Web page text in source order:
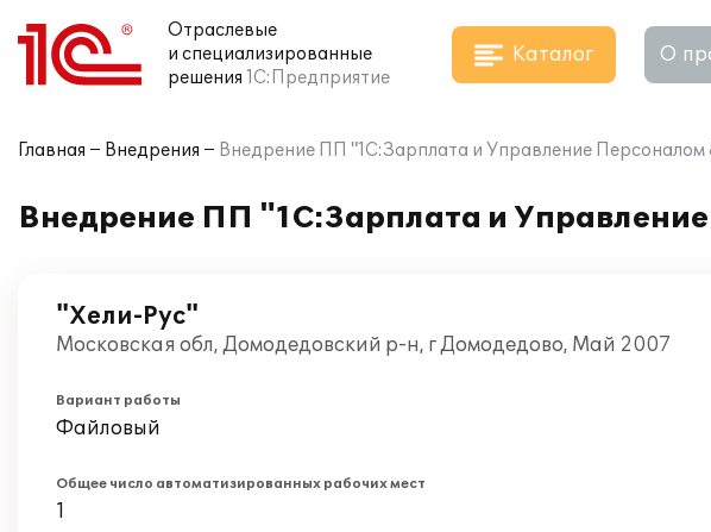
Отраслевые
и специализированные
решения 1С:Предприятие
Каталог О
Главная Внедрения Внедрение ПП "1С:Зарплата и Управление Персоналом
Внедрение ПП "1С:Зарплата и
"Хели-Рус"
Московская обл, Домодедовский р-н, г Домодедово, Май 2007
Вариант работы
Файловый
Общее число автоматизированных рабочих мест
1